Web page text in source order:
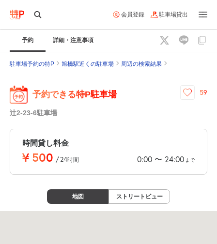
会員登録 駐車場貸出
予約 詳細・注意事項
駐車場予約の特P 旭橋駅近くの駐車場 周辺の検索結果
予約できる特P駐車場
辻2-23-6駐車場
59
時間貸し料金
¥ 500 /24時間 0:00 〜 24:00 まで
地図 ストリートビュー